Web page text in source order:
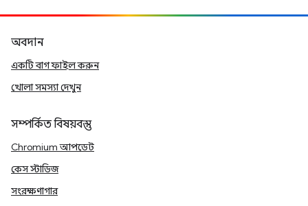
অবদান
একটি বাগ ফাইল করুন
খোলা সমস্যা দেখুন
সম্পর্কিত বিষয়বস্তু
Chromium আপডেট
কেস স্টাডিজ
সংরক্ষণাগার